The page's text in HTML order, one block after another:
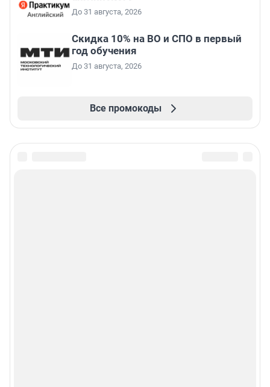
До 31 августа, 2026
Скидка 10% на ВО и СПО в первый
год обучения
До 31 августа, 2026
Все промокоды